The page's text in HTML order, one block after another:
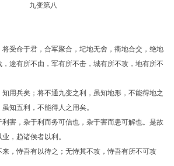
九变第八
受命于君，合军聚合，圮地无舍，衢地合交，绝地
途有所不由，军有所不击，城有所不攻，地有所不
用兵矣；将不通九变之利，虽知地形，不能得地之
知五利，不能得人之用矣。
害，杂于利而务可信也，杂于害而患可解也。是故
，趋诸侯者以利。
，恃吾有以待之；无恃其不攻，恃吾有所不可攻